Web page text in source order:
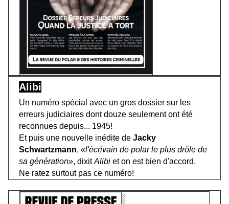
Alibi
Un numéro spécial avec un gros dossier sur les
erreurs judiciaires dont douze seulement ont été
reconnues depuis... 1945!
Et puis une nouvelle inédite de Jacky
Schwartzmann, «l'écrivain de polar le plus drôle de
sa génération», dixitAlibi et on est bien d'accord.
Ne ratez surtout pas ce numéro!